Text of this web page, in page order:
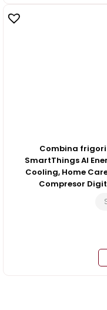
Combina
SmartThings AI
Cooling, Home
Compresor